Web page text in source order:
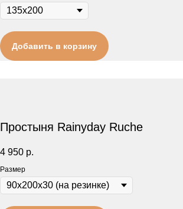
Добавить в корзину
Простыня Rainyday Ruche
4 950 р.
Размер